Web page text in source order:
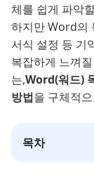
체를 쉽게 파악
하지만 Word의
서식 설정 등 기
복잡하게 느껴
는,Word(워드)
방법을 구체적
목차